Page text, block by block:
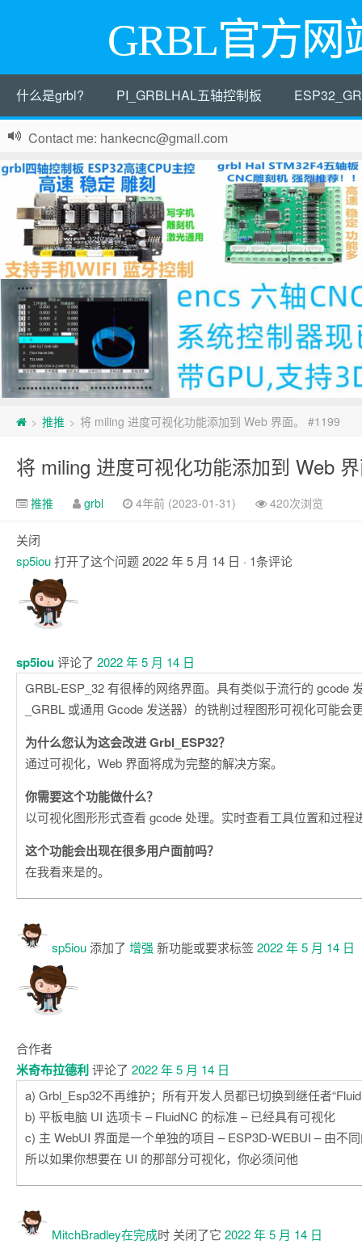
GRBL官方网
什么是grbl? PI_GRBLHAL五轴控制板
Contact me: hankecnc@gmail.com
> 推推 > 将 miling 进度可视化功能添加到 Web 界面。 #1199
将 miling 进度可视化功能添加到 Web
推推 grbl 4年前 (2023-01-31) 420次浏览
关闭
sp5iou打开了这个问题2022 年 5 月 14 日 · 1条评论
注
sp5iou评论了 2022 年 5 月 14 日
GRBL-ESP_32 有很棒的网络界面。具有类似于流行的 gcode
_GRBL 或通用 Gcode 发送器）的铣削过程图形可视化可能会
为什么您认为这会改进 Grbl_ESP32？
通过可视化，Web 界面将成为完整的解决方案。
你需要这个功能做什么？
以可视化图形形式查看 gcode 处理。实时查看工具位置和过程
这个功能会出现在很多用户面前吗？
在我看来是的。
sp5iou添加了 增强 新功能或要求标签2022 年 5 月 14 日
合作者
米奇布拉德利评论了 2022 年 5 月 14 日
a) Grbl_Esp32不再维护；所有开发人员都已切换到继任者
b) 平板电脑 UI 选项卡 – FluidNC 的标准 – 已经具有可视化
c) 主 WebUI 界面是一个单独的项目 – ESP3D-WEBUI – 由不
所以如果你想要在 UI 的那部分可视化，你必须问他
MitchBradley在完成时 关闭了它 2022 年 5 月 14 日